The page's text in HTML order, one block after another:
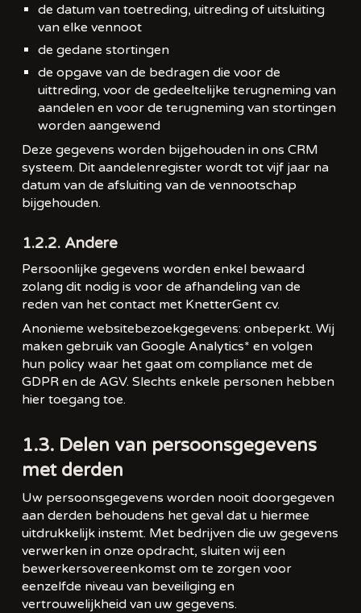
de datum van toetreding, uitreding of uitsluiting
van elke vennoot
de gedane stortingen
de opgave van de bedragen die voor de
uittreding, voor de gedeeltelijke terugneming van
aandelen en voor de terugneming van stortingen
worden aangewend
Deze gegevens worden bijgehouden in ons CRM
systeem. Dit aandelenregister wordt tot vijf jaar na
datum van de afsluiting van de vennootschap
bijgehouden.
1.2.2. Andere
Persoonlijke gegevens worden enkel bewaard
zolang dit nodig is voor de afhandeling van de
reden van het contact met KnetterGent cv.
Anonieme websitebezoekgegevens: onbeperkt. Wij
maken gebruik van Google Analytics* en volgen
hun policy waar het gaat om compliance met de
GDPR en de AGV. Slechts enkele personen hebben
hier toegang toe.
1.3. Delen van persoonsgegevens
met derden
Uw persoonsgegevens worden nooit doorgegeven
aan derden behoudens het geval dat u hiermee
uitdrukkelijk instemt. Met bedrijven die uw gegevens
verwerken in onze opdracht, sluiten wij een
bewerkersovereenkomst om te zorgen voor
eenzelfde niveau van beveiliging en
vertrouwelijkheid van uw gegevens.